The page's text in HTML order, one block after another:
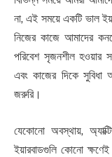
না, এই সময়ে একটি ভাল
নিজের কাজে আমাদের
পরিবেশ সৃজনশীল হওয়ার
এবং কাজের দিকে সুবিধা
জরুরি।
যেকোনো অবস্থায়,
ইয়ারবাডগুলি কোনো